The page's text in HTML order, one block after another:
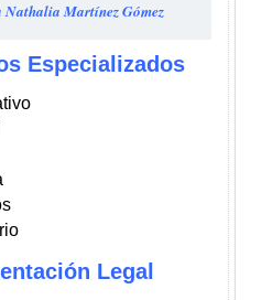
Nathalia Martínez Gómez
Especializados
Legal